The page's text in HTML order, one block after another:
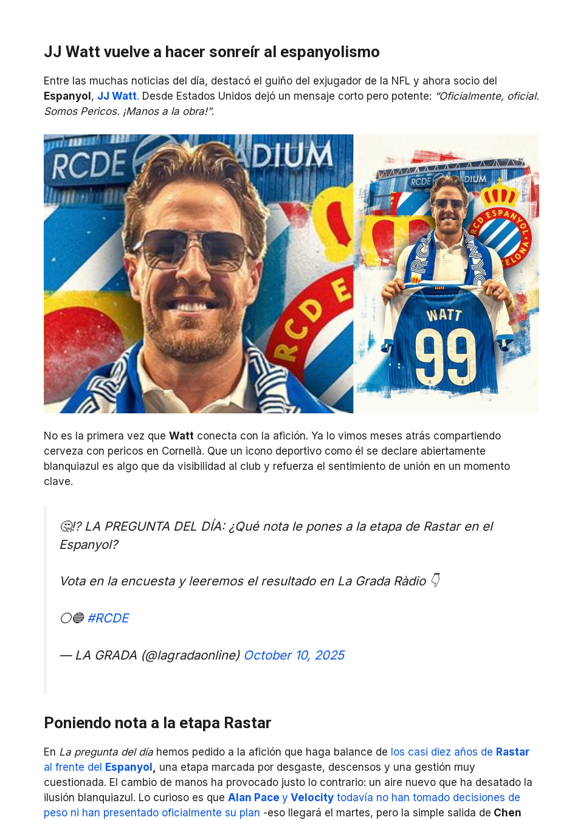
JJ Watt vuelve a hacer sonreír al espanyolismo
Entre las muchas noticias del día, destacó el guiño del exjugador de la NFL y ahora socio del
Espanyol, JJ Watt. Desde Estados Unidos dejó un mensaje corto pero potente: “Oficialmente, oficial.
Somos Pericos. ¡Manos a la obra!”.
No es la primera vez que Watt conecta con la afición. Ya lo vimos meses atrás compartiendo
cerveza con pericos en Cornellà. Que un icono deportivo como él se declare abiertamente
blanquiazul es algo que da visibilidad al club y refuerza el sentimiento de unión en un momento
clave.
🤔⁉ LA PREGUNTA DEL DÍA: ¿Qué nota le pones a la etapa de Rastar en el
Espanyol?
Vota en la encuesta y leeremos el resultado en La Grada Ràdio 👇
⚪🔵 #RCDE
— LA GRADA (@lagradaonline) October 10, 2025
Poniendo nota a la etapa Rastar
En La pregunta del día hemos pedido a la afición que haga balance de los casi diez años de Rastar
al frente del Espanyol
una etapa marcada por desgaste, descensos y una gestión muy
cuestionada. El cambio de manos ha provocado justo lo contrario: un aire nuevo que ha desatado la
ilusión blanquiazul. Lo curioso es que Alan Pace y Velocity todavía no han tomado decisiones de
peso ni han presentado oficialmente su plan -eso llegará el martes, pero la simple salida de Chen